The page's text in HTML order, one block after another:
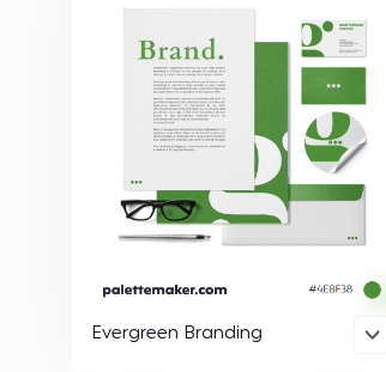
Evergreen Branding